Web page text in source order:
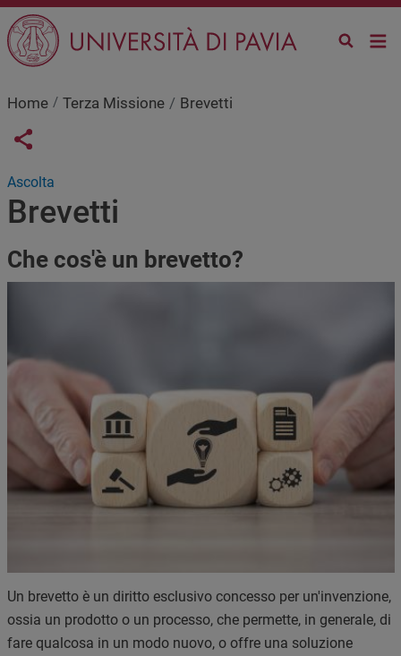
Salta al contenuto principale
Home Terza Missione Brevetti
Links condivisione social
Share button
Ascolta
Brevetti
Che cos'è un brevetto?
Un brevetto è un diritto esclusivo concesso per un'invenzione,
ossia un prodotto o un processo, che permette, in generale, di
fare qualcosa in un modo nuovo, o offre una soluzione